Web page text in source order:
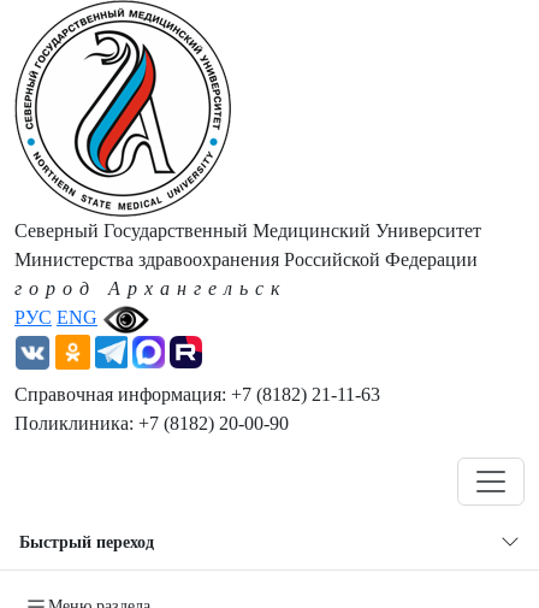
РУС ENG
Северный Государственный Медицинский Университет
Министерства здравоохранения Российской Федерации
город Архангельск
Справочная информация: +7 (8182) 21-11-63
Поликлиника: +7 (8182) 20-00-90
Быстрый переход